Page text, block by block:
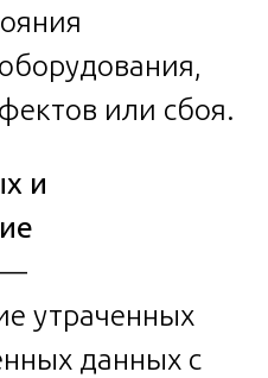
или сбоя.
и
утраченных
данных с